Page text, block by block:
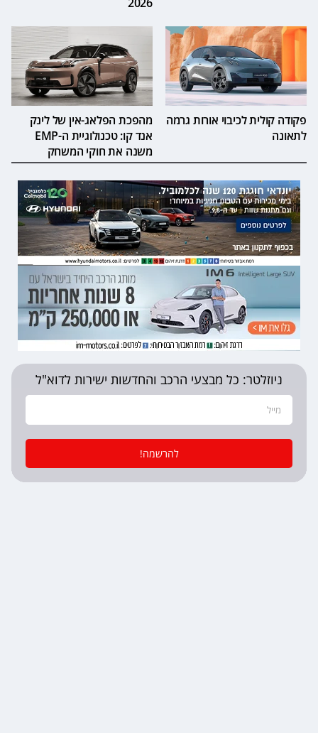
פקודה קולית לכיבוי אורות גרמה
לתאונה
מהפכת הפלאג-אין של לינק
אנד קו: טכנולוגיית ה-EMP
משנה את חוקי המשחק
ניוזלטר: כל מבצעי הרכב והחדשות ישירות לדוא"ל
להרשמה!